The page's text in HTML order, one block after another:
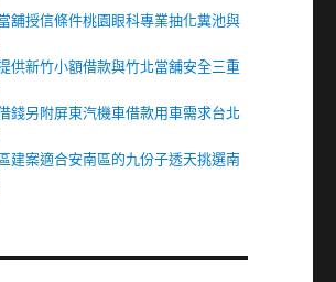
舖授信條件桃園眼科專業抽化糞池與
供新竹小額借款與竹北當舖安全三重
錢另附屏東汽機車借款用車需求台北
建案適合安南區的九份子透天挑選南